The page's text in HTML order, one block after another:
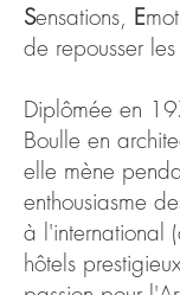
Sensations, E
de repousser
Diplômée en
Boulle en
elle mène
enthousiasme
à l'international
hôtels